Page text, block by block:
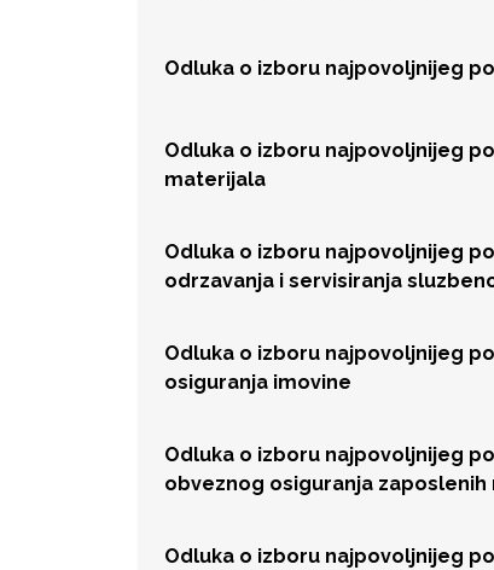
Odluka o izboru najpovoljnijeg
Odluka o izboru najpovoljnijeg
materijala
Odluka o izboru najpovoljnijeg
odrzavanja i servisiranja
Odluka o izboru najpovoljnijeg
osiguranja imovine
Odluka o izboru najpovoljnijeg
obveznog osiguranja
Odluka o izboru najpovoljnijeg